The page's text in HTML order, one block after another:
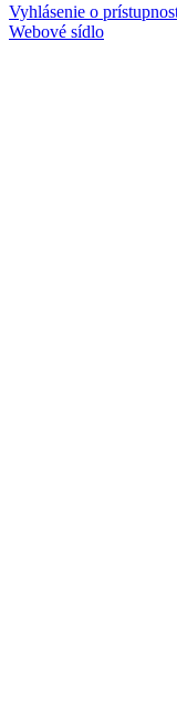
Vyhlásenie o
Webové sídlo